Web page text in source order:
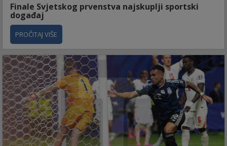
Finale Svjetskog prvenstva najskuplji sportski
događaj
PROČITAJ VIŠE